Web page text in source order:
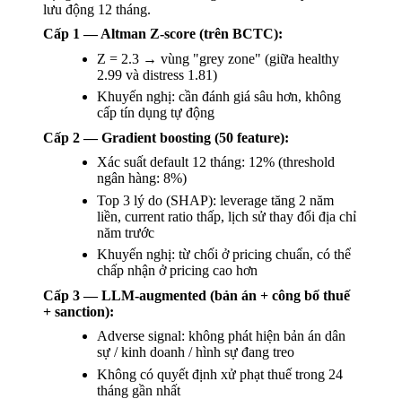
lưu động 12 tháng.
Cấp 1 — Altman Z-score (trên BCTC):
Z = 2.3 → vùng "grey zone" (giữa healthy
2.99 và distress 1.81)
Khuyến nghị: cần đánh giá sâu hơn, không
cấp tín dụng tự động
Cấp 2 — Gradient boosting (50 feature):
Xác suất default 12 tháng: 12% (threshold
ngân hàng: 8%)
Top 3 lý do (SHAP): leverage tăng 2 năm
liền, current ratio thấp, lịch sử thay đổi địa chỉ
năm trước
Khuyến nghị: từ chối ở pricing chuẩn, có thể
chấp nhận ở pricing cao hơn
Cấp 3 — LLM-augmented (bản án + công bố thuế
+ sanction):
Adverse signal: không phát hiện bản án dân
sự / kinh doanh / hình sự đang treo
Không có quyết định xử phạt thuế trong 24
tháng gần nhất